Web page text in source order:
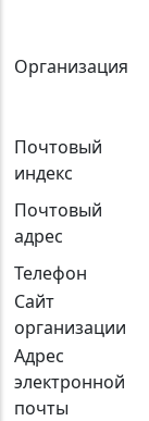
Организация
Почтовый
индекс
Почтовый
адрес
Телефон
Сайт
организации
Адрес
электронной
почты